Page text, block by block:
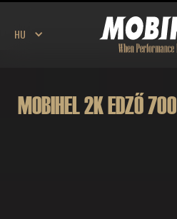
HU
MOBIHEL 2K EDZŐ 700